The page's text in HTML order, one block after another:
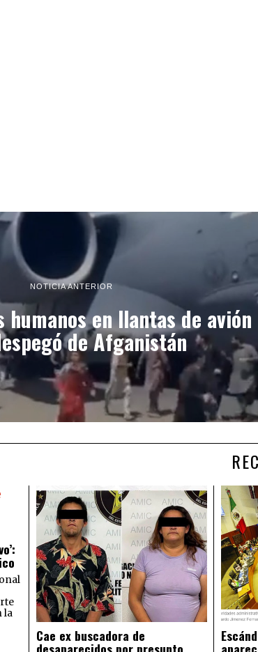
NOTICIA ANTERIOR
humanos en llantas de avión
de Afganistán
la
Cae ex buscadora de
desaparecidos por presunto